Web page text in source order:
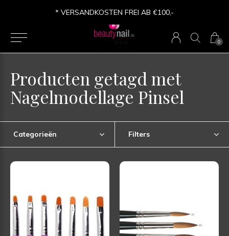
0
* VERSANDKOSTEN FREI AB €100,-
Producten getagd met
Nagelmodellage Pinsel
Categorieën Filters